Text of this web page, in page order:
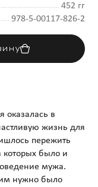
452 гг
978-5-00117-826-2
оказалась в
жизнь для
пережить
было и
мужа.
нужно было